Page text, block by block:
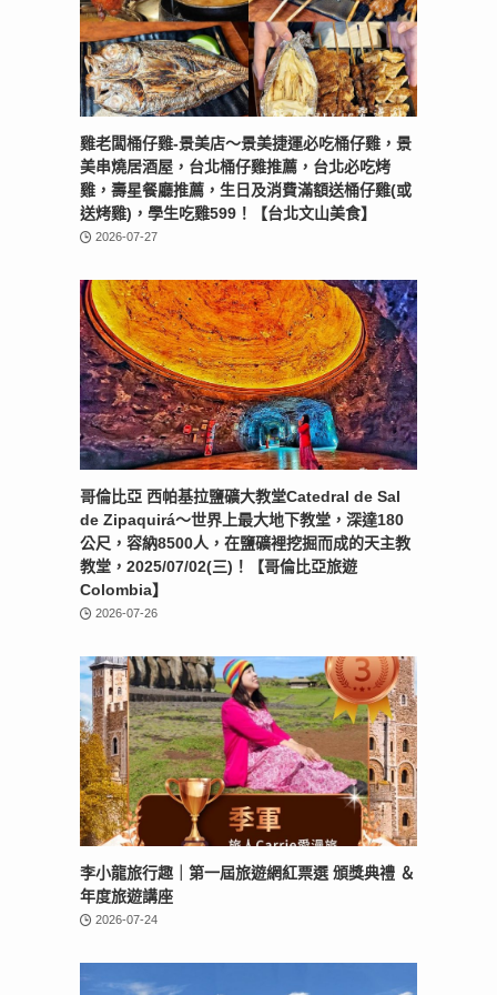
雞老闆桶仔雞-景美店〜景美捷運必吃桶仔雞，景
美串燒居酒屋，台北桶仔雞推薦，台北必吃烤
雞，壽星餐廳推薦，生日及消費滿額送桶仔雞(或
送烤雞)，學生吃雞599！【台北文山美食】
2026-07-27
哥倫比亞 西帕基拉鹽礦大教堂Catedral de Sal
de Zipaquirá～世界上最大地下教堂，深達180
公尺，容納8500人，在鹽礦裡挖掘而成的天主教
教堂，2025/07/02(三)！【哥倫比亞旅遊
Colombia】
2026-07-26
李小龍旅行趣｜第一屆旅遊網紅票選 頒獎典禮 ＆
年度旅遊講座
2026-07-24